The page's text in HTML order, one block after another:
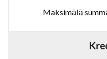
Maksimālā